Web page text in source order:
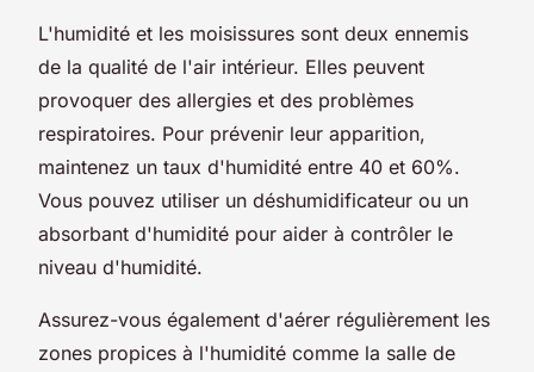
L'humidité et les moisissures sont deux ennemis
de la qualité de l'air intérieur. Elles peuvent
provoquer des allergies et des problèmes
respiratoires. Pour prévenir leur apparition,
maintenez un taux d'humidité entre 40 et 60%.
Vous pouvez utiliser un déshumidificateur ou un
absorbant d'humidité pour aider à contrôler le
niveau d'humidité.
Assurez-vous également d'aérer régulièrement les
zones propices à l'humidité comme la salle de